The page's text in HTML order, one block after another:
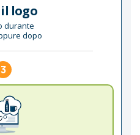
logo
durante
dopo
3